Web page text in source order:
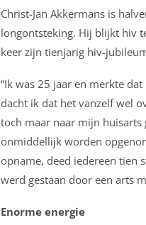
Christ-Jan Akkermans is
longontsteking. Hij blijkt hiv
keer zijn tienjarig hiv-
“Ik was 25 jaar en merkte
dacht ik dat het vanzelf wel
toch maar naar mijn
onmiddellijk worden
opname, deed iedereen tien
werd gestaan door een arts
Enorme energie